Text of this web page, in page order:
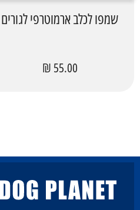
שמפו לכלב ארמוטרפי לגורים
55.00 ₪